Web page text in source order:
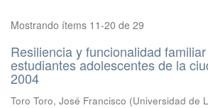
Mostrando ítems 11-20 de 29
Resiliencia y funcionalidad
estudiantes adolescentes de la
2004
Toro Toro, José Francisco (Universidad de